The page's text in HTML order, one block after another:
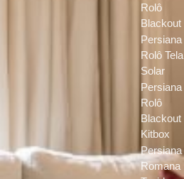
Rolô
Blackout
Persiana
Rolô Tela
Solar
Persiana
Rolô
Blackout
Kitbox
Persiana
Romana